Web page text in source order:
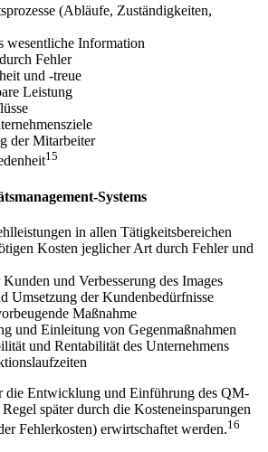
(Abläufe, Zuständigkeiten,
wesentliche Information
Fehler
und -treue
Leistung
der Mitarbeiter
15
Systems
in allen Tätigkeitsbereichen
Kosten jeglicher Art durch Fehler und
und Verbesserung des Images
Umsetzung der Kundenbedürfnisse
Maßnahme
und Einleitung von Gegenmaßnahmen
und Rentabilität des Unternehmens
die Entwicklung und Einführung des QM-
später durch die Kosteneinsparungen
Fehlerkosten) erwirtschaftet werden.16